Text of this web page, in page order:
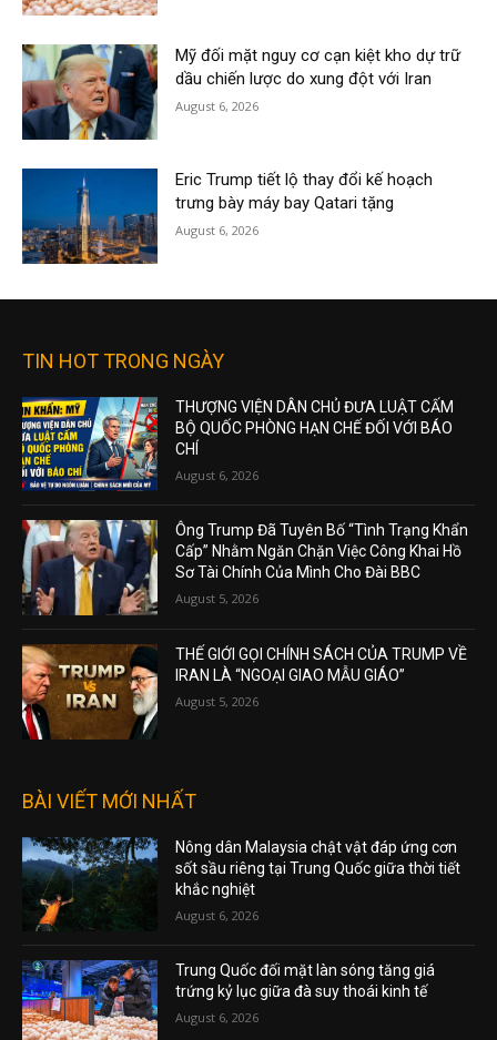
Mỹ đối mặt nguy cơ cạn kiệt kho dự trữ
dầu chiến lược do xung đột với Iran
August 6, 2026
Eric Trump tiết lộ thay đổi kế hoạch
trưng bày máy bay Qatari tặng
August 6, 2026
TIN HOT TRONG NGÀY
THƯỢNG VIỆN DÂN CHỦ ĐƯA LUẬT CẤM
BỘ QUỐC PHÒNG HẠN CHẾ ĐỐI VỚI BÁO
CHÍ
August 6, 2026
Ông Trump Đã Tuyên Bố “Tình Trạng Khẩn
Cấp” Nhằm Ngăn Chặn Việc Công Khai Hồ
Sơ Tài Chính Của Mình Cho Đài BBC
August 5, 2026
THẾ GIỚI GỌI CHÍNH SÁCH CỦA TRUMP VỀ
IRAN LÀ “NGOẠI GIAO MẪU GIÁO”
August 5, 2026
BÀI VIẾT MỚI NHẤT
Nông dân Malaysia chật vật đáp ứng cơn
sốt sầu riêng tại Trung Quốc giữa thời tiết
khắc nghiệt
August 6, 2026
Trung Quốc đối mặt làn sóng tăng giá
trứng kỷ lục giữa đà suy thoái kinh tế
August 6, 2026